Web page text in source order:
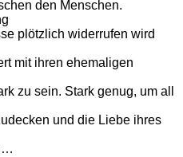
den Menschen.
plötzlich widerrufen wird
mit ihren ehemaligen
zu sein. Stark genug, um all
und die Liebe ihres